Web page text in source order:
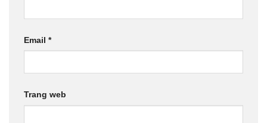
Email *
Trang web